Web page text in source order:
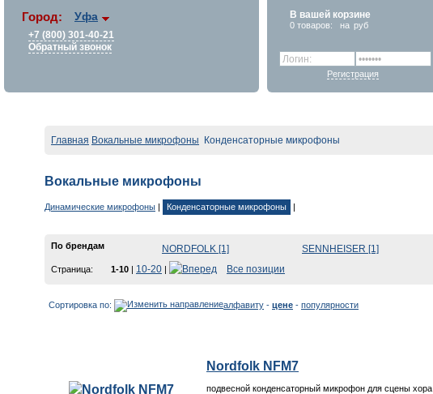
Город: Уфа
+7 (800) 301-40-21
Обратный звонок
В вашей корзине
0 товаров: на руб
Регистрация
Главная Вокальные микрофоны Конденсаторные микрофоны
Вокальные микрофоны
Динамические микрофоны | Конденсаторные микрофоны |
По брендам NORDFOLK [1] SENNHEISER [1]
Страница: 1-10 | 10-20 | Все позиции
Сортировка по: алфавиту - цене - популярности
Nordfolk NFM7
подвесной конденсаторный микрофон для сцены хора